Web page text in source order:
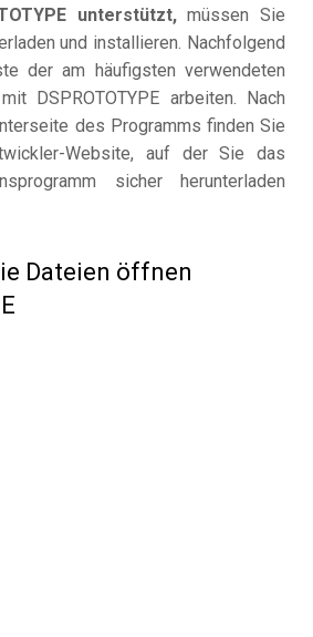
unterstützt,müssen Sie
und installieren. Nachfolgend
der am häufigsten verwendeten
DSPROTOTYPE arbeiten. Nach
des Programms finden Sie
Website, auf der Sie das
sicher herunterladen
Dateien öffnen